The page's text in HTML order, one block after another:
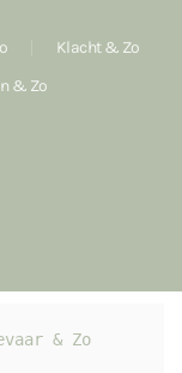
Klacht & Zo
& Zo
& Zo